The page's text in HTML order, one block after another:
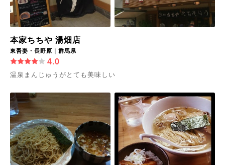
本家ちちや 湯畑店
東吾妻・長野原｜群馬県
4.0
温泉まんじゅうがとても美味しい